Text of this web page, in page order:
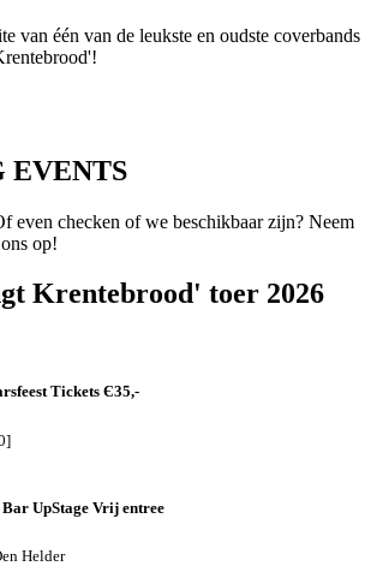
van één van de leukste en oudste coverbands
EVENTS
even checken of we beschikbaar zijn? Neem
op!
Krentebrood' toer 2026
Tickets Є35,-
UpStage Vrij entree
Helder